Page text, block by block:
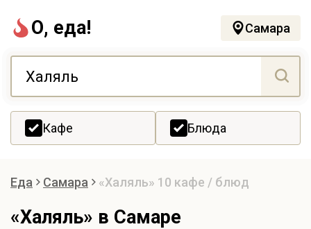
О, еда! Самара
Кафе Блюда
Еда Самара «Халяль» 10 кафе / блюд
«Халяль» в Самаре